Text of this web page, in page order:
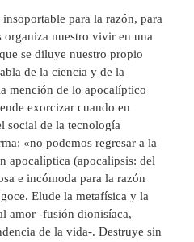
para la razón, para
organiza nuestro vivir en una
se diluye nuestro propio
de la ciencia y de la
mención de lo apocalíptico
exorcizar cuando en
social de la tecnología
«no podemos regresar a la
apocalíptica (apocalipsis: del
e incómoda para la razón
Elude la metafísica y la
amor -fusión dionisíaca,
de la vida-. Destruye sin